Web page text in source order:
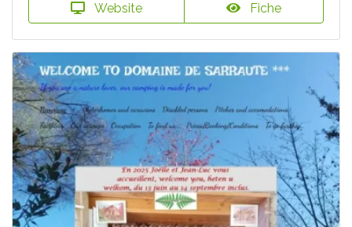
Website Fiche